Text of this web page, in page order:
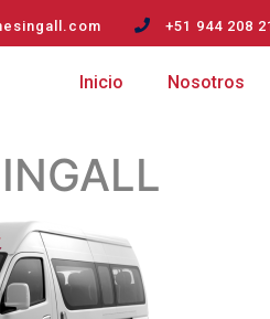
+51 944 208
Inicio Nosotros